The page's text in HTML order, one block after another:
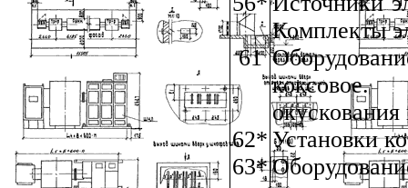
Комплекты
61
коксовое.
62* Установки
63*